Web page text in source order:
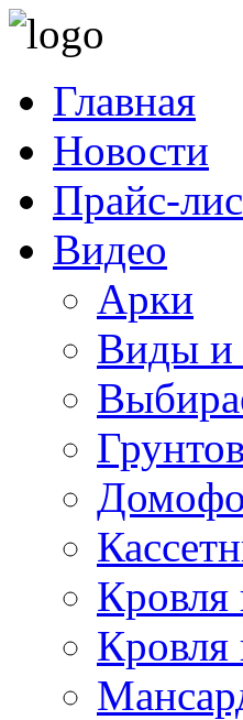
Главная
Новости
Прайс-
Видео
Арки
Виды и
Кровля
Кровля